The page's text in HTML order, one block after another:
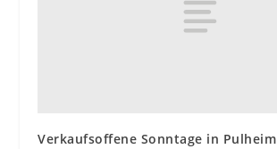
Verkaufsoffene Sonntage in Pulheim